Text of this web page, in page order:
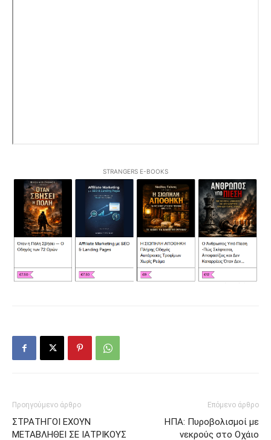
STRANGERS E-BOOKS
Προηγούμενο άρθρο
ΣΤΡΑΤΗΓΟΙ ΕΧΟΥΝ
ΜΕΤΑΒΛΗΘΕΙ ΣΕ ΙΑΤΡΙΚΟΥΣ
Επόμενο άρθρο
ΗΠΑ: Πυροβολισμοί με
νεκρούς στο Οχάιο